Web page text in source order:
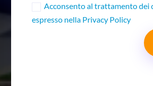
Acconsento al trattamento dei
espresso nella Privacy Policy